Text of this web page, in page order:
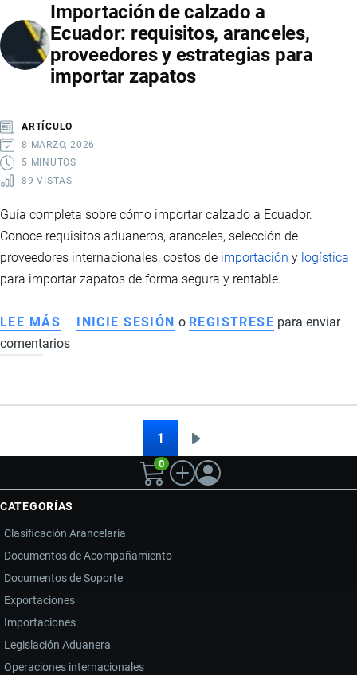
INSUMOS
MÉDICOS
EN
ECUADOR:
Y
PROCESO
ADUANERO
Importación de calzado a
Ecuador: requisitos, aranceles,
proveedores y estrategias para
importar zapatos
ARTÍCULO
8 MARZO, 2026
5 MINUTOS
89 VISTAS
Guía completa sobre cómo importar calzado a Ecuador.
Conoce requisitos aduaneros, aranceles, selección de
proveedores internacionales, costos de importación y logística
para importar zapatos de forma segura y rentable.
LEE MÁS SOBRE
IMPORTACIÓN
A
ARANCELES,
PROVEEDORES
ESTRATEGIAS
PARA
IMPORTAR
ZAPATOS
INICIE SESIÓN o REGISTRESE para enviar
comentarios
1
página
0
CATEGORÍAS
Clasificación Arancelaria
Documentos de Acompañamiento
Documentos de Soporte
Exportaciones
Importaciones
Legislación Aduanera
Operaciones internacionales